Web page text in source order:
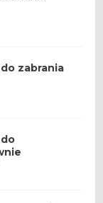
zabrania